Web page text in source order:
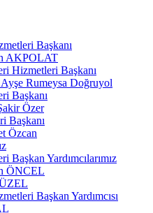
Başkanı
AKPOLAT
Hizmetleri Başkanı
Rumeysa Doğruyol
Başkanı
Özer
Başkanı
Özcan
Başkan Yardımcılarımız
ÖNCEL
Başkan Yardımcısı